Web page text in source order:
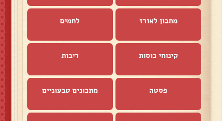
מתכון לאורז לחמים
קינוחי כוסות ריבות
פסטה מתכונים טבעוניים